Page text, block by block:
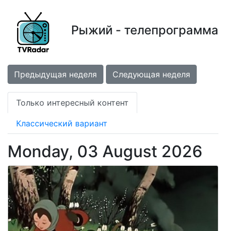
Рыжий - телепрограмма
Предыдущая неделя Следующая неделя
Только интересный контент
Классический вариант
Monday, 03 August 2026